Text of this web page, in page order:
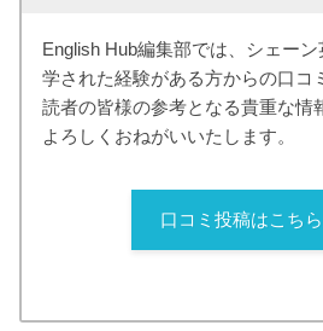
English Hub編集部では、シェー
学された経験がある方からの口コ
読者の皆様の参考となる貴重な情
よろしくおねがいいたします。
口コミ投稿はこち